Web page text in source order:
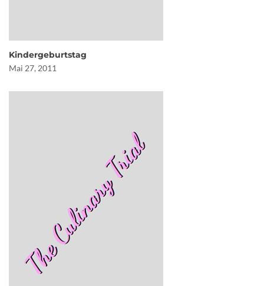
Kindergeburtstag
Mai 27, 2011